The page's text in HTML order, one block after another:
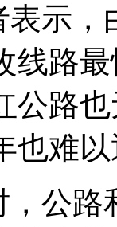
示
线路
公路
也难
公